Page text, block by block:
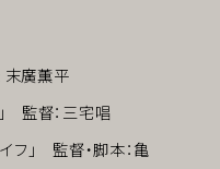
末廣薫平
監督：三宅唱
イフ」 監督・脚本：亀